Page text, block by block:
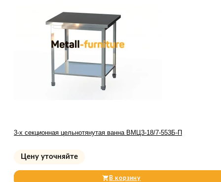
3-х секционная цельнотянутая ванна ВМЦ3-18/7-553Б-П
Цену уточняйте
В корзину